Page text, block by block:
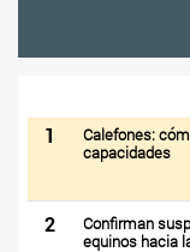
1
Calefones:
capacidades
2
Confirman
equinos hacia